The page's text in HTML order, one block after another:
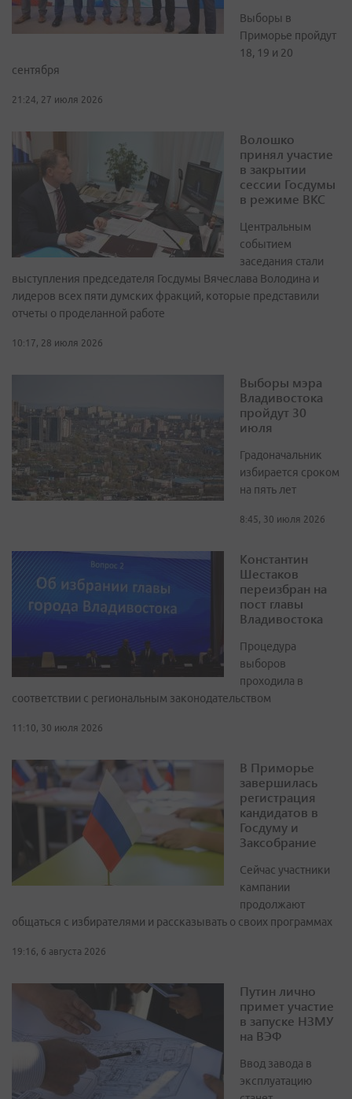
Выборы в
Приморье пройдут
18, 19 и 20
сентября
21:24, 27 июля 2026
Волошко
принял участие
в закрытии
сессии Госдумы
в режиме ВКС
Центральным
событием
заседания стали
выступления председателя Госдумы Вячеслава Володина и
лидеров всех пяти думских фракций, которые представили
отчеты о проделанной работе
10:17, 28 июля 2026
Выборы мэра
Владивостока
пройдут 30
июля
Градоначальник
избирается сроком
на пять лет
8:45, 30 июля 2026
Константин
Шестаков
переизбран на
пост главы
Владивостока
Процедура
выборов
проходила в
соответствии с региональным законодательством
11:10, 30 июля 2026
В Приморье
завершилась
регистрация
кандидатов в
Госдуму и
Заксобрание
Сейчас участники
кампании
продолжают
общаться с избирателями и рассказывать о своих программах
19:16, 6 августа 2026
Путин лично
примет участие
в запуске НЗМУ
на ВЭФ
Ввод завода в
эксплуатацию